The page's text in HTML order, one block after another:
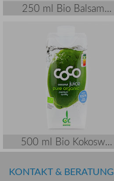
250 ml Bio Balsam...
500 ml Bio Kokosw...
KONTAKT & BERATUNG